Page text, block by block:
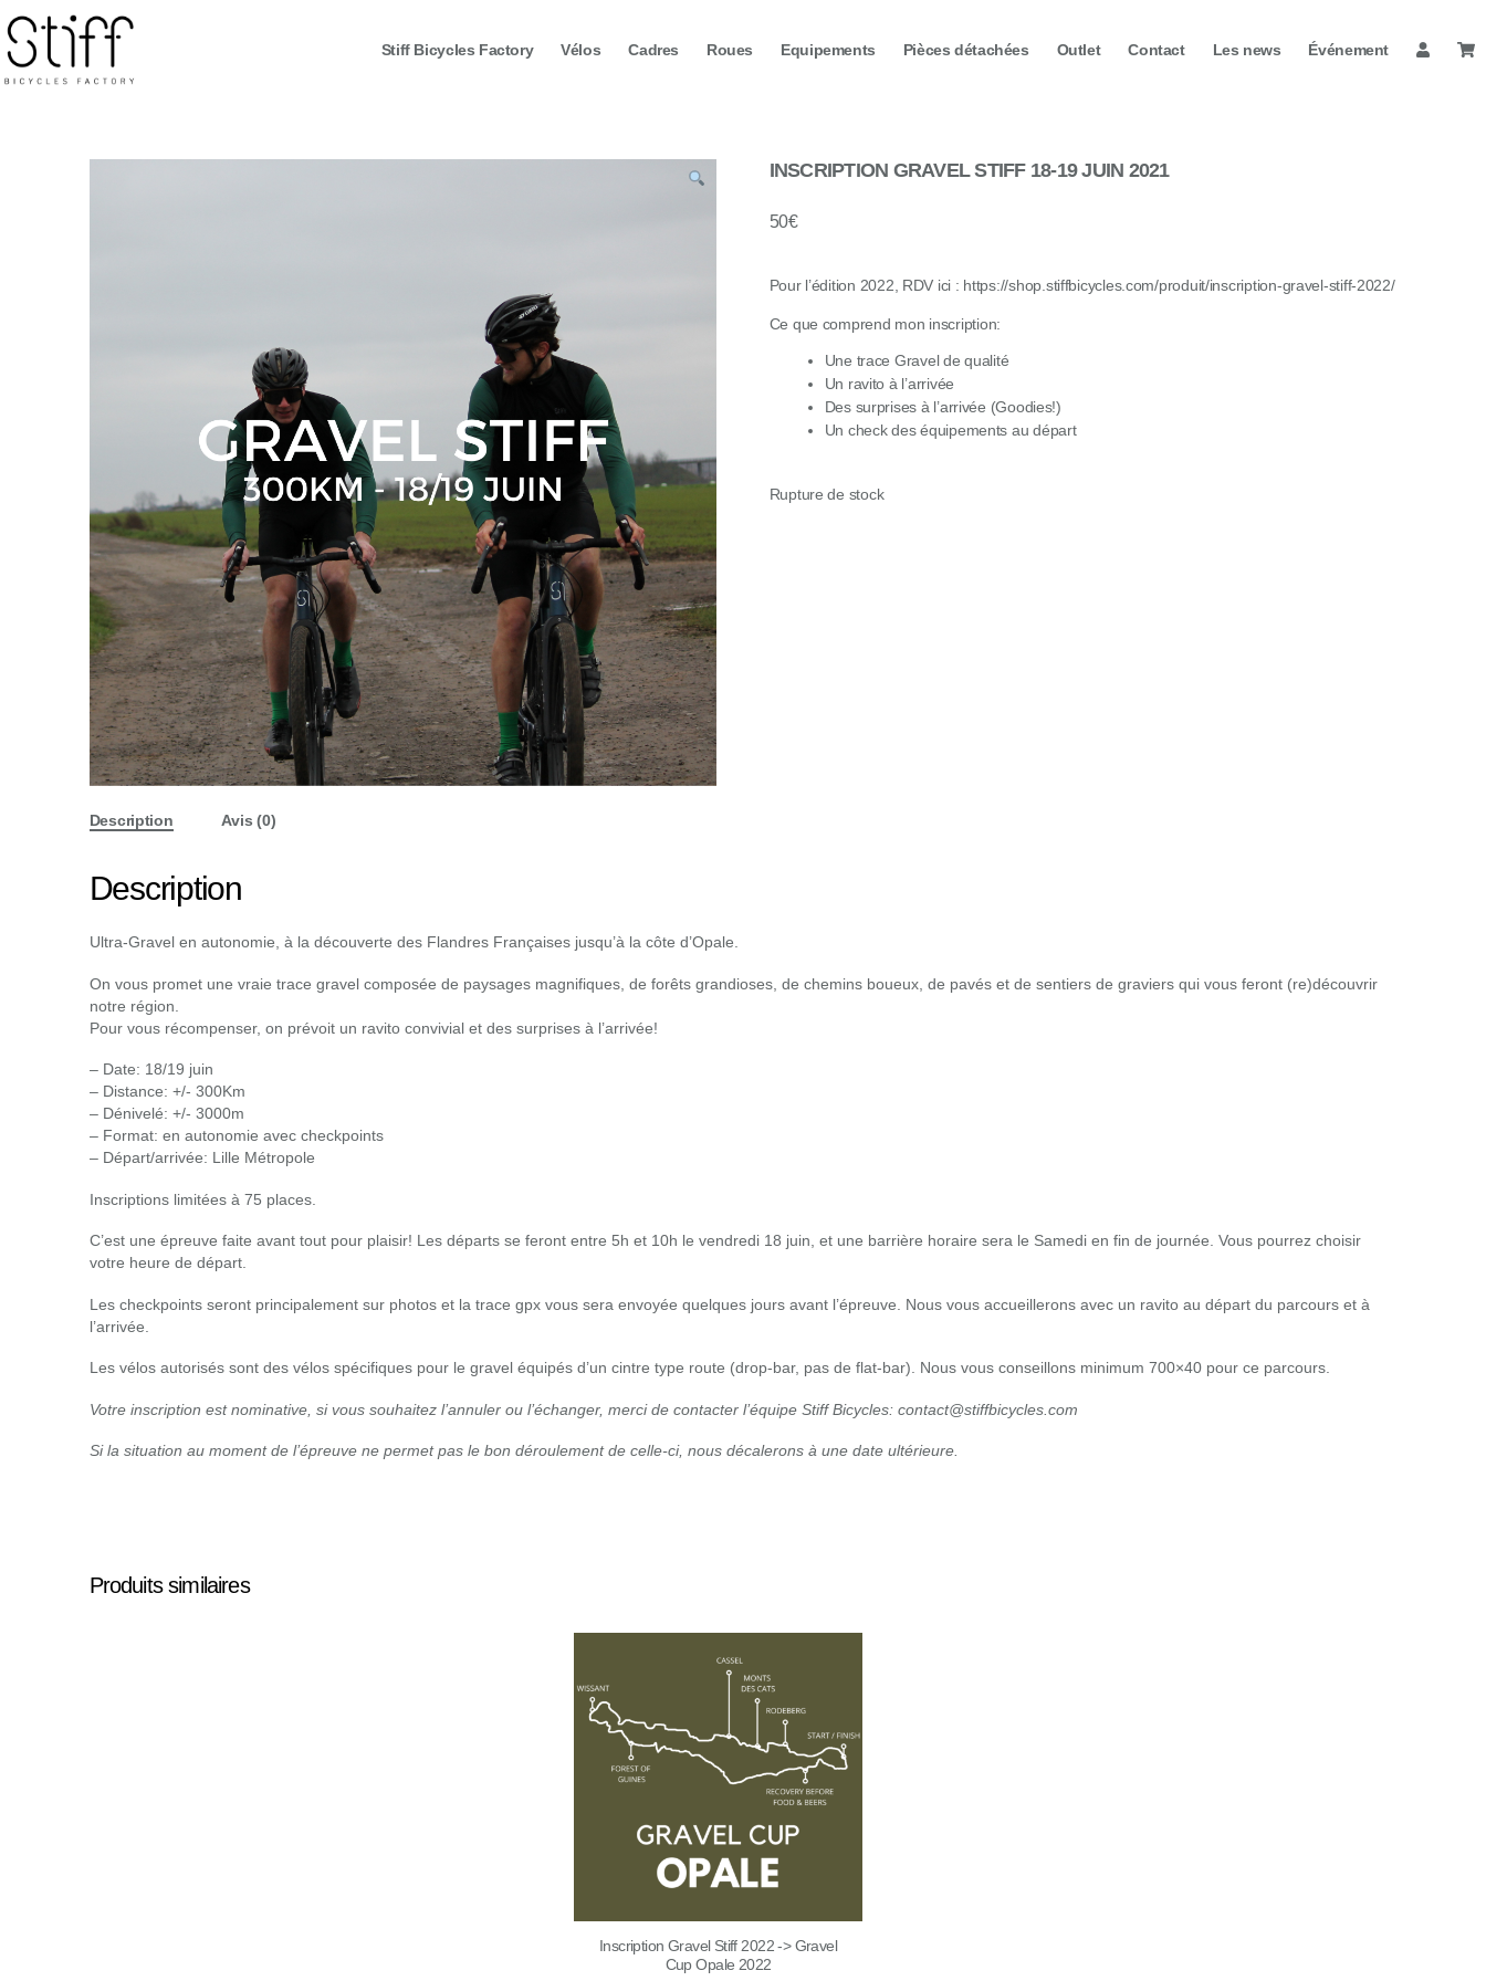
Stiff Bicycles Factory Vélos Cadres Roues Equipements Pièces détachées Outlet Contact Les news Événement
INSCRIPTION GRAVEL STIFF 18-19 JUIN 2021
50€
Pour l’édition 2022, RDV ici : https://shop.stiffbicycles.com/produit/inscription-gravel-stiff-2022/
Ce que comprend mon inscription:
Une trace Gravel de qualité
Un ravito à l’arrivée
Des surprises à l’arrivée (Goodies!)
Un check des équipements au départ
Rupture de stock
Description Avis (0)
Description
Ultra-Gravel en autonomie, à la découverte des Flandres Françaises jusqu’à la côte d’Opale.
On vous promet une vraie trace gravel composée de paysages magnifiques, de forêts grandioses, de chemins boueux, de pavés et de sentiers de graviers qui vous feront (re)découvrir
notre région.
Pour vous récompenser, on prévoit un ravito convivial et des surprises à l’arrivée!
– Date: 18/19 juin
– Distance: +/- 300Km
– Dénivelé: +/- 3000m
– Format: en autonomie avec checkpoints
– Départ/arrivée: Lille Métropole
Inscriptions limitées à 75 places.
C’est une épreuve faite avant tout pour plaisir! Les départs se feront entre 5h et 10h le vendredi 18 juin, et une barrière horaire sera le Samedi en fin de journée. Vous pourrez choisir
votre heure de départ.
Les checkpoints seront principalement sur photos et la trace gpx vous sera envoyée quelques jours avant l’épreuve. Nous vous accueillerons avec un ravito au départ du parcours et à
l’arrivée.
Les vélos autorisés sont des vélos spécifiques pour le gravel équipés d’un cintre type route (drop-bar, pas de flat-bar). Nous vous conseillons minimum 700×40 pour ce parcours.
Votre inscription est nominative, si vous souhaitez l’annuler ou l’échanger, merci de contacter l’équipe Stiff Bicycles: contact@stiffbicycles.com
Si la situation au moment de l’épreuve ne permet pas le bon déroulement de celle-ci, nous décalerons à une date ultérieure.
Produits similaires
Inscription Gravel Stiff 2022 -> Gravel
Cup Opale 2022